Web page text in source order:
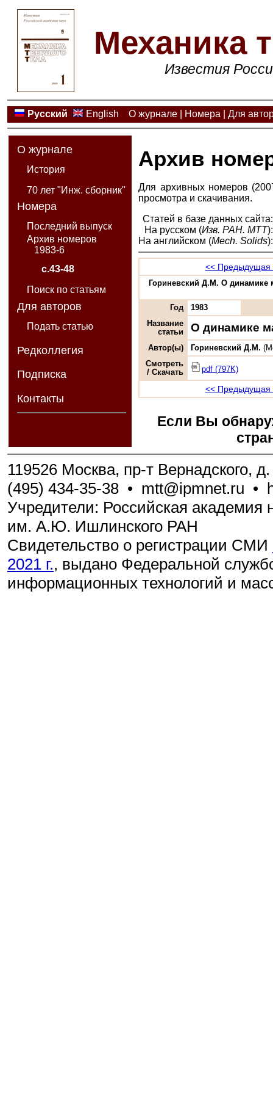
Механика
Известия
Русский English О журнале| Номера Для
О журнале
История
70 лет "Инж. сборник"
Номера
Последний выпуск
Архив номеров
1983-6
с.43-48
Поиск по статьям
Для авторов
Подать статью
Редколлегия
Подписка
Контакты
Архив
Для архивных номеров
просмотра и скачивания.
Статей в базе данных сайта:
На русском (Изв. РАН. МТТ):
На английском (Mech. Solids):
<< Предыдущая
Гориневский Д.М. О динамике
Год
1983
Название
статьи
О динамике
Автор(ы) Гориневский Д.М.
Смотреть
/ Скачать
pdf (797K)
<< Предыдущая
Если Вы
119526 Москва, пр-т Вернадского,
(495) 434-35-38 • mtt@ipmnet.ru •
Учредители: Российская академия
им. А.Ю. Ишлинского РАН
Свидетельство о регистрации СМИ
2021 г., выдано Федеральной
информационных технологий и